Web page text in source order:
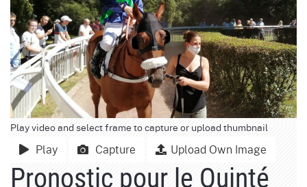
Play video and select frame to capture or upload thumbnail
Play Capture Upload Own Image
Pronostic pour le Quinté